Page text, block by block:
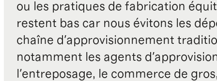
ou les pratiques de fabrication
restent bas car nous évitons les
chaîne d'approvisionnement
notamment les agents
l'entreposage, le commerce de